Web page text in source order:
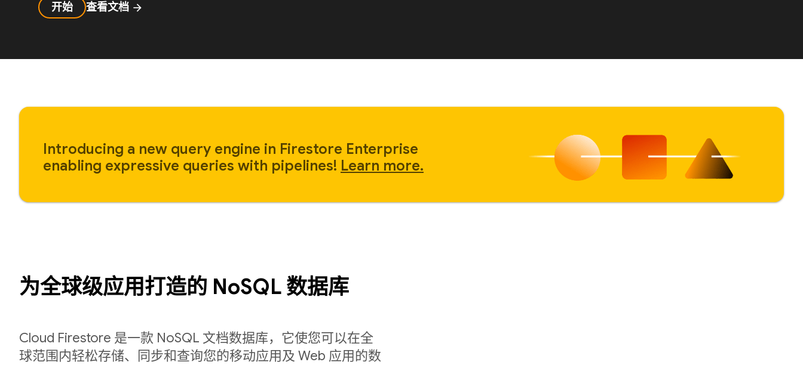
开始 查看文档 arrow_forward
Introducing a new query engine in Firestore Enterprise
enabling expressive queries with pipelines! Learn more.
为全球级应用打造的 NoSQL 数据库
Cloud Firestore 是一款 NoSQL 文档数据库，它使您可以在全
球范围内轻松存储、同步和查询您的移动应用及 Web 应用的数